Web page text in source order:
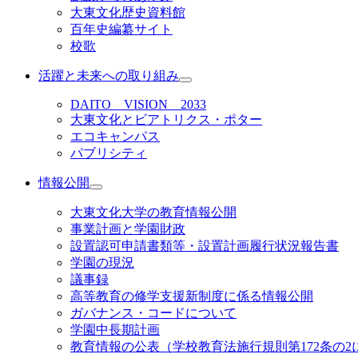
大東文化歴史資料館
百年史編纂サイト
校歌
活躍と未来への取り組み
DAITO VISION 2033
大東文化とビアトリクス・ポター
エコキャンパス
パブリシティ
情報公開
大東文化大学の教育情報公開
事業計画と学園財政
設置認可申請書類等・設置計画履行状況報告書
学園の現況
議事録
高等教育の修学支援新制度に係る情報公開
ガバナンス・コードについて
学園中長期計画
教育情報の公表（学校教育法施行規則第172条の2